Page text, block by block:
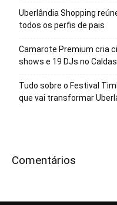
Uberlândia Shopping
todos os perfis de pais
Camarote Premium cria
shows e 19 DJs no
Tudo sobre o Festival
que vai transformar
Comentários